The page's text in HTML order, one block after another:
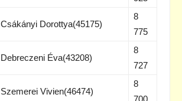
Csákányi Dorottya(45175)
8
775
Debreczeni Éva(43208)
8
727
Szemerei Vivien(46474)
8
700